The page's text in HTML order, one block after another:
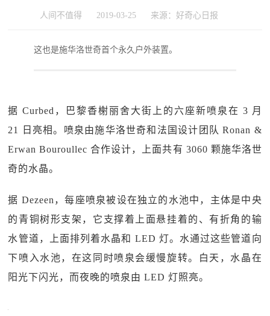
人间不值得 2019-03-25 来源：好奇心日报
这也是施华洛世奇首个永久户外装置。
据 Curbed，巴黎香榭丽舍大街上的六座新喷泉在 3 月
21 日亮相。喷泉由施华洛世奇和法国设计团队 Ronan &
Erwan Bouroullec 合作设计，上面共有 3060 颗施华洛世
奇的水晶。
据 Dezeen，每座喷泉被设在独立的水池中，主体是中央
的青铜树形支架，它支撑着上面悬挂着的、有折角的输
水管道，上面排列着水晶和 LED 灯。水通过这些管道向
下喷入水池，在这同时喷泉会缓慢旋转。白天，水晶在
阳光下闪光，而夜晚的喷泉由 LED 灯照亮。